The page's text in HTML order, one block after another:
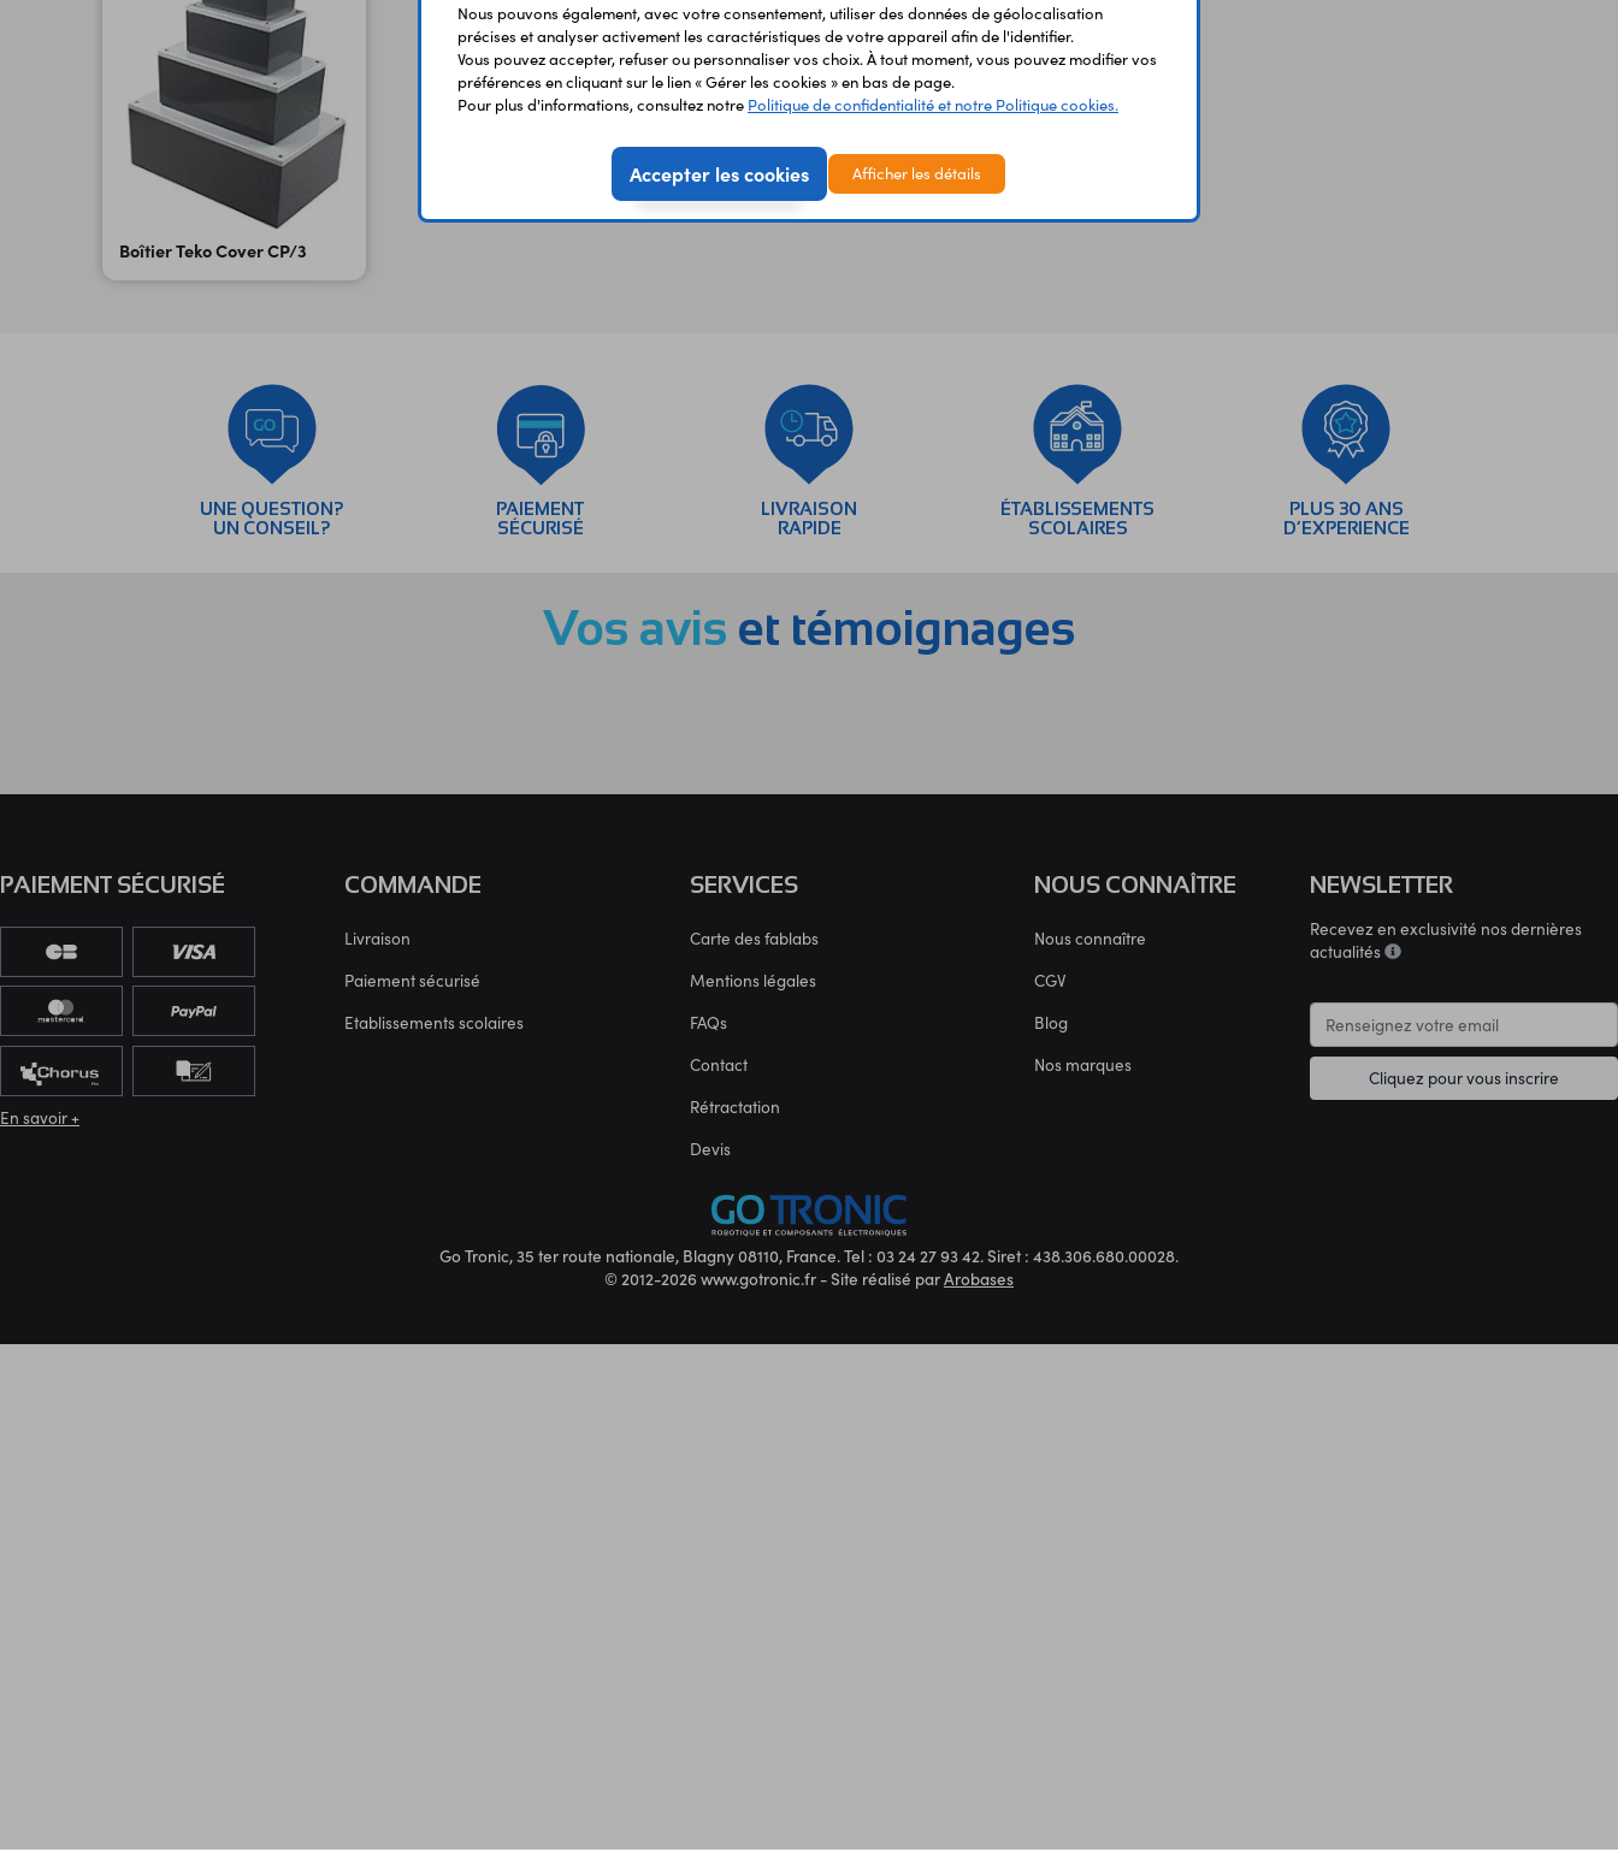
Boîtier Teko Cover CP/3
UNE QUESTION?
UN CONSEIL?
PAIEMENT
SÉCURISÉ
LIVRAISON
RAPIDE
ÉTABLISSEMENTS
SCOLAIRES
PLUS 30 ANS
D’EXPERIENCE
Vos avis et témoignages
COMMANDE
Livraison
Paiement sécurisé
Etablissements scolaires
SERVICES
Carte des fablabs
Mentions légales
FAQs
Contact
Rétractation
Devis
NOUS CONNAÎTRE
Nous connaître
CGV
Blog
Nos marques
NEWSLETTER
Recevez en exclusivité nos dernières
actualités
Cliquez pour vous inscrire
PAIEMENT SÉCURISÉ
En savoir +
Go Tronic, 35 ter route nationale, Blagny 08110, France. Tel : 03 24 27 93 42. Siret : 438.306.680.00028.
© 2012-2026 www.gotronic.fr - Site réalisé parArobases
Nous pouvons également, avec votre consentement, utiliser des données de géolocalisation
précises et analyser activement les caractéristiques de votre appareil afin de l'identifier.
Vous pouvez accepter, refuser ou personnaliser vos choix. À tout moment, vous pouvez modifier vos
préférences en cliquant sur le lien « Gérer les cookies » en bas de page.
Pour plus d'informations, consultez notre Politique de confidentialité et notre Politique cookies.
Accepter les cookies Afficher les détails